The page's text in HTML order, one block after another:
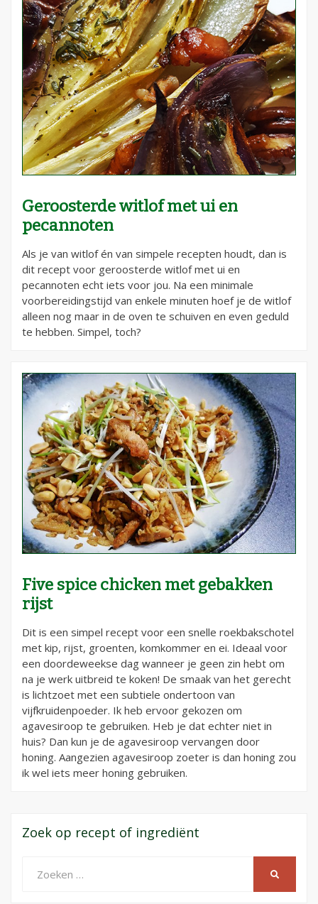
Geroosterde witlof met ui en
pecannoten
Als je van witlof én van simpele recepten houdt, dan is
dit recept voor geroosterde witlof met ui en
pecannoten echt iets voor jou. Na een minimale
voorbereidingstijd van enkele minuten hoef je de witlof
alleen nog maar in de oven te schuiven en even geduld
te hebben. Simpel, toch?
Five spice chicken met gebakken
rijst
Dit is een simpel recept voor een snelle roekbakschotel
met kip, rijst, groenten, komkommer en ei. Ideaal voor
een doordeweekse dag wanneer je geen zin hebt om
na je werk uitbreid te koken! De smaak van het gerecht
is lichtzoet met een subtiele ondertoon van
vijfkruidenpoeder. Ik heb ervoor gekozen om
agavesiroop te gebruiken. Heb je dat echter niet in
huis? Dan kun je de agavesiroop vervangen door
honing. Aangezien agavesiroop zoeter is dan honing zou
ik wel iets meer honing gebruiken.
Zoek op recept of ingrediënt
naar: